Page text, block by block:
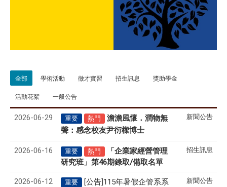
全部 學術活動 徵才實習 招生訊息 獎助學金
活動花絮 一般公告
2026-06-29 重要 熱門
澹澹風懷．潤物無
聲 ： 感念校友尹衍樑博士
新聞公告
2026-06-16 重要 熱門
「企業家經營管理
研究班」第46期錄取/備取名單
招生訊息
2026-06-12 重要
[公告]115年暑假企管系系
新聞公告